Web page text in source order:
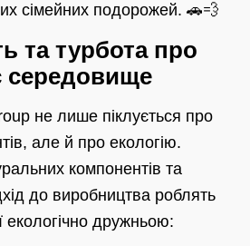
сімейних подорожей. 🚗💨
та турбота про
середовище
не лише піклується про
але й про екологію.
компонентів та
до виробництва роблять
екологічно дружньою: